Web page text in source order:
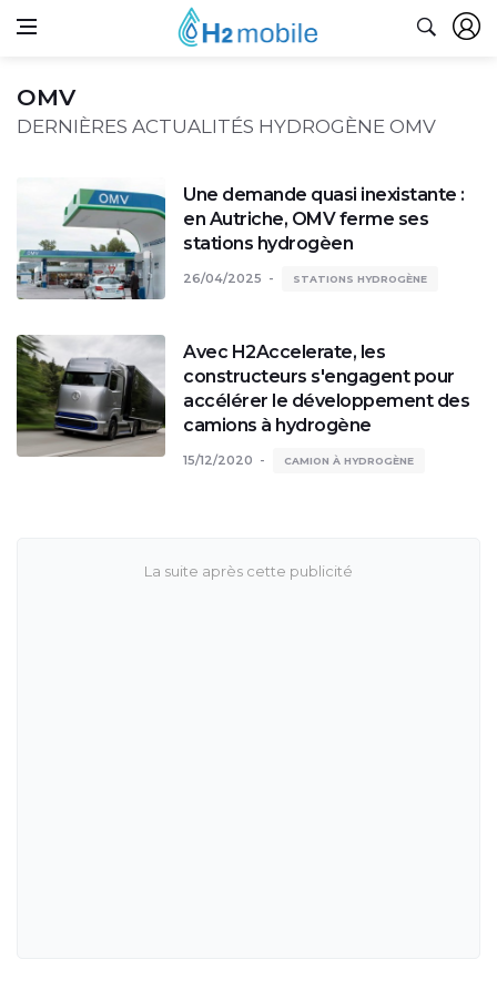
OMV
DERNIÈRES ACTUALITÉS HYDROGÈNE OMV
Une demande quasi inexistante :
en Autriche, OMV ferme ses
stations hydrogèen
26/04/2025 STATIONS HYDROGÈNE
Avec H2Accelerate, les
constructeurs s'engagent pour
accélérer le développement des
camions à hydrogène
15/12/2020 CAMION À HYDROGÈNE